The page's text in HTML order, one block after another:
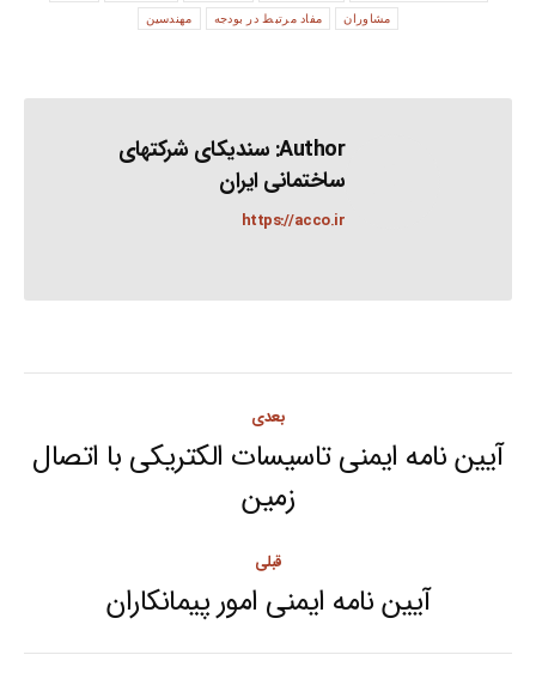
مشاوران مفاد مرتبط در بودجه مهندسین
Author: سندیکای شرکتهای
ساختمانی ایران
https://acco.ir
navigation
قبلی
Previous
آیین نامه ایمنی امور پیمانکاران
بعدی
post:
آیین نامه ایمنی تاسیسات الکتریکی با اتصال
زمین